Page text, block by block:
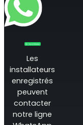
Les
installateurs
enregistrés
peuvent
contacter
notre ligne